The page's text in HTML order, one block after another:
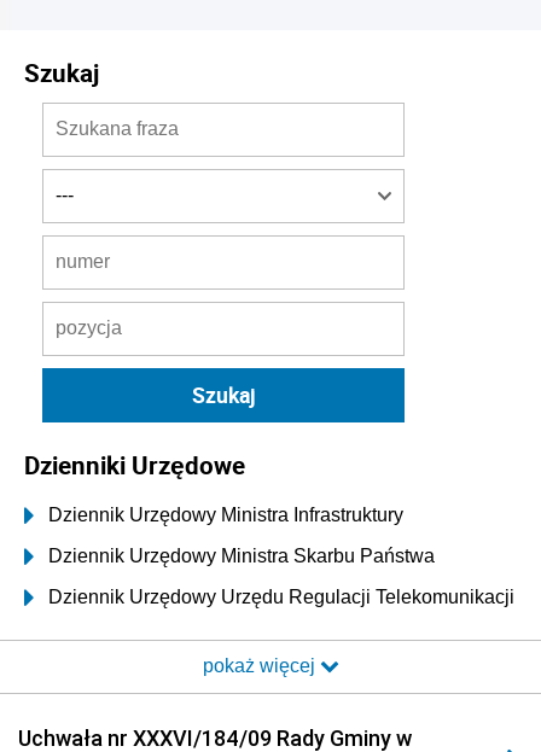
Szukaj
Dzienniki Urzędowe
Dziennik Urzędowy Ministra Infrastruktury
Dziennik Urzędowy Ministra Skarbu Państwa
Dziennik Urzędowy Urzędu Regulacji Telekomunikacji
Dziennik Urzędowy Ministra Transportu i Budownictwa
Elektronicznej
pokaż więcej
Uchwała nr XXXVI/184/09 Rady Gminy w